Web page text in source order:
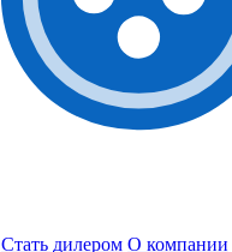
Стать дилером О компании